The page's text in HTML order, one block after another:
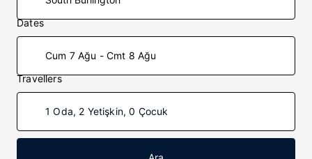
Dates
Cum 7 Ağu - Cmt 8 Ağu
Travellers
1 Oda, 2 Yetişkin, 0 Çocuk